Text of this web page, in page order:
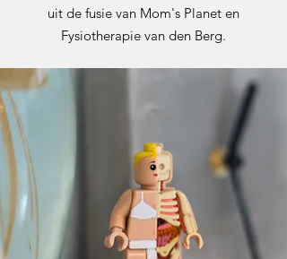
uit de fusie van Mom's Planet en
Fysiotherapie van den Berg.